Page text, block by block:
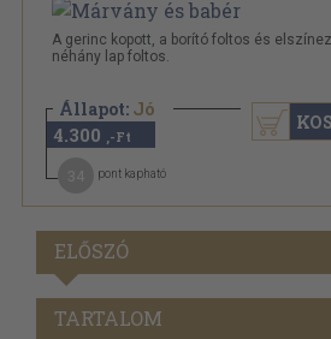
A gerinc kopott, a borító foltos és
néhány lap foltos.
Állapot: Jó
4.300 ,-Ft
pont kapható
ELŐSZÓ
TARTALOM